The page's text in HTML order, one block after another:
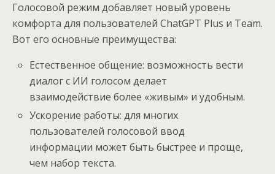
Голосовой режим добавляет новый уровень
комфорта для пользователей ChatGPT Plus и Team.
Вот его основные преимущества:
Естественное общение: возможность вести
диалог с ИИ голосом делает
взаимодействие более «живым» и удобным.
Ускорение работы: для многих
пользователей голосовой ввод
информации может быть быстрее и проще,
чем набор текста.